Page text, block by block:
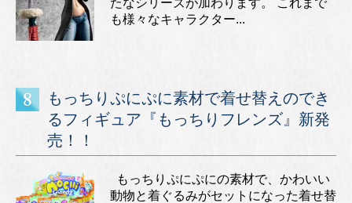
も様々なキャラクター...
もっちりぷにぷに素材で着せ替えのでき
るフィギュア『もっちりフレンズ』新発
売！！
もっちりぷにぷにの素材で、かわいい
動物と着ぐるみがセットになった着せ替